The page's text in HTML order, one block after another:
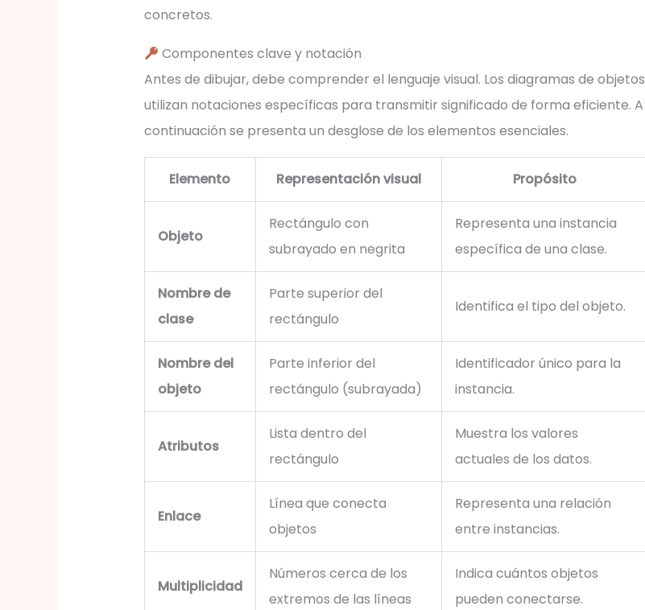
concretos.
Componentes clave y notación
Antes de dibujar, debe comprender el lenguaje visual. Los diagramas de objetos
utilizan notaciones específicas para transmitir significado de forma eficiente. A
continuación se presenta un desglose de los elementos esenciales.
Elemento Representación visual Propósito
Objeto
Rectángulo con
subrayado en negrita
Representa una instancia
específica de una clase.
Nombre de
clase
Parte superior del
rectángulo
Identifica el tipo del objeto.
Nombre del
objeto
Parte inferior del
rectángulo (subrayada)
Identificador único para la
instancia.
Atributos
Lista dentro del
rectángulo
Muestra los valores
actuales de los datos.
Enlace
Línea que conecta
objetos
Representa una relación
entre instancias.
Multiplicidad
Números cerca de los
extremos de las líneas
Indica cuántos objetos
pueden conectarse.